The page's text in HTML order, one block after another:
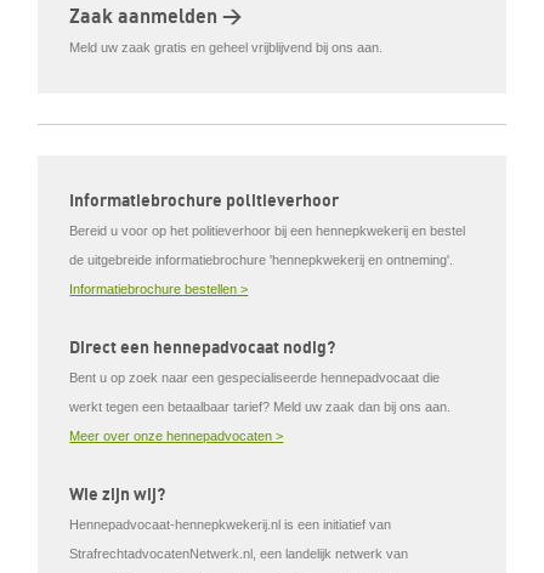
Zaak aanmelden >
Meld uw zaak gratis en geheel vrijblijvend bij ons aan.
Informatiebrochure politieverhoor
Bereid u voor op het politieverhoor bij een hennepkwekerij en bestel
de uitgebreide informatiebrochure 'hennepkwekerij en ontneming'.
Informatiebrochure bestellen >
Direct een hennepadvocaat nodig?
Bent u op zoek naar een gespecialiseerde hennepadvocaat die
werkt tegen een betaalbaar tarief? Meld uw zaak dan bij ons aan.
Meer over onze hennepadvocaten >
Wie zijn wij?
Hennepadvocaat-hennepkwekerij.nl is een initiatief van
StrafrechtadvocatenNetwerk.nl, een landelijk netwerk van